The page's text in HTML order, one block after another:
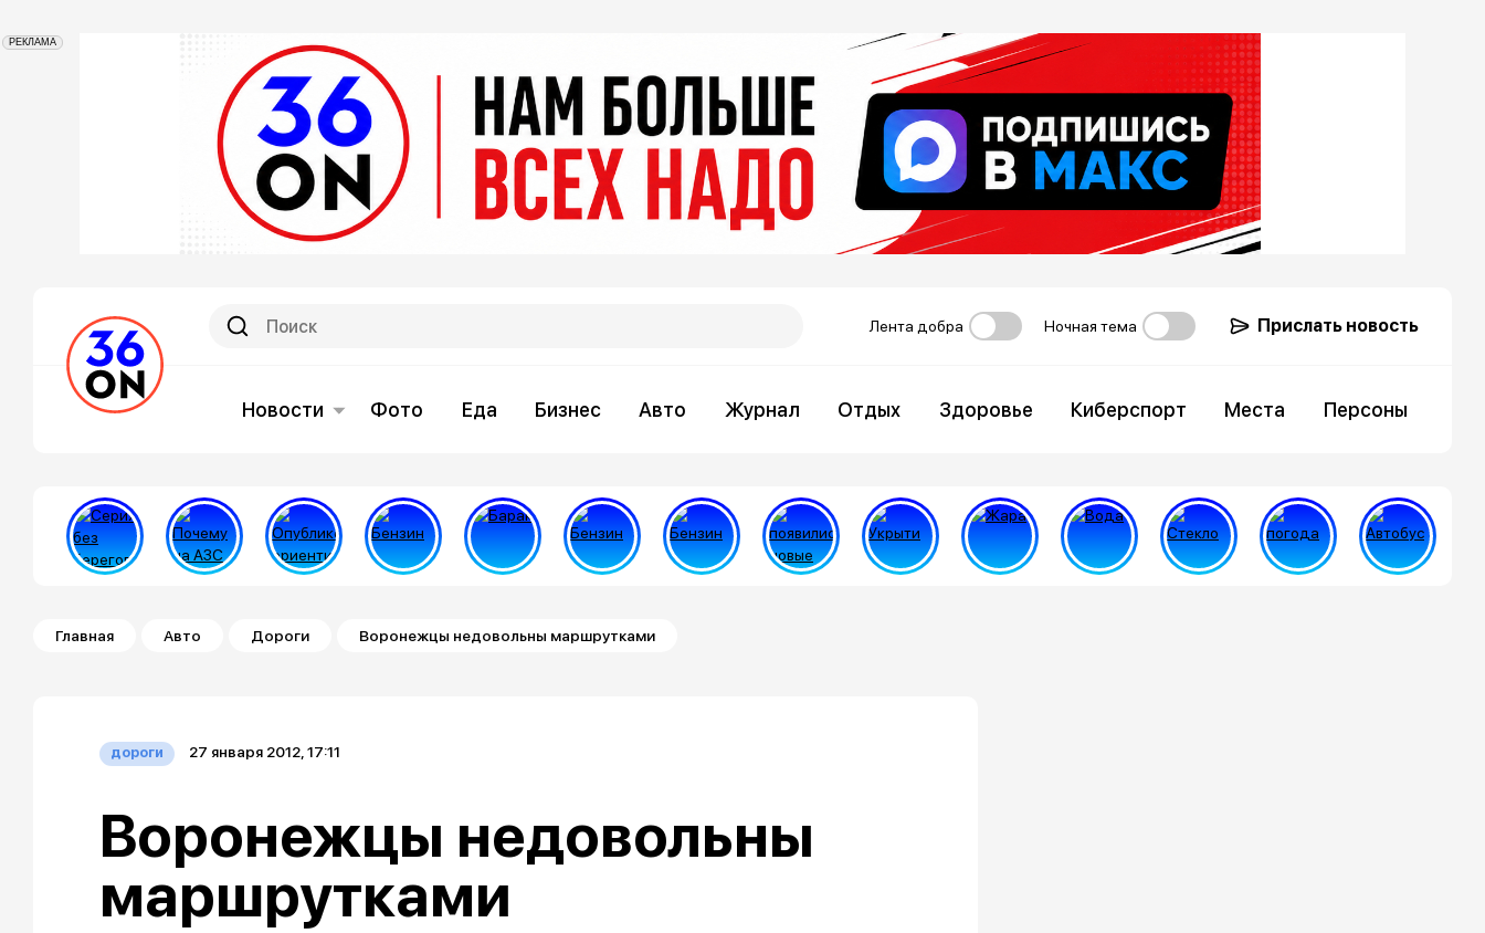
РЕКЛАМА
Лента добра Ночная тема Прислать новость
Новости Фото Еда Бизнес Авто Журнал Отдых Здоровье Киберспорт Места Персоны
Строка навигации
Главная Авто Дороги Воронежцы недовольны маршрутками
дороги 27 января 2012, 17:11
Воронежцы недовольны
маршрутками